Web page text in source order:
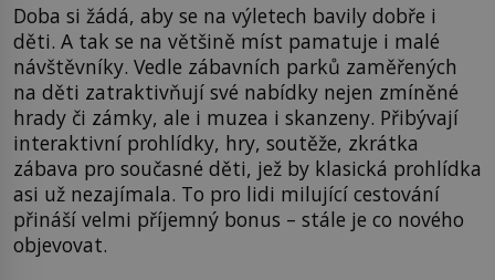
Doba si žádá, aby se na výletech bavily dobře i
děti. A tak se na většině míst pamatuje i malé
návštěvníky. Vedle zábavních parků zaměřených
na děti zatraktivňují své nabídky nejen zmíněné
hrady či zámky, ale i muzea i skanzeny. Přibývají
interaktivní prohlídky, hry, soutěže, zkrátka
zábava pro současné děti, jež by klasická prohlídka
asi už nezajímala. To pro lidi milující cestování
přináší velmi příjemný bonus – stále je co nového
objevovat.